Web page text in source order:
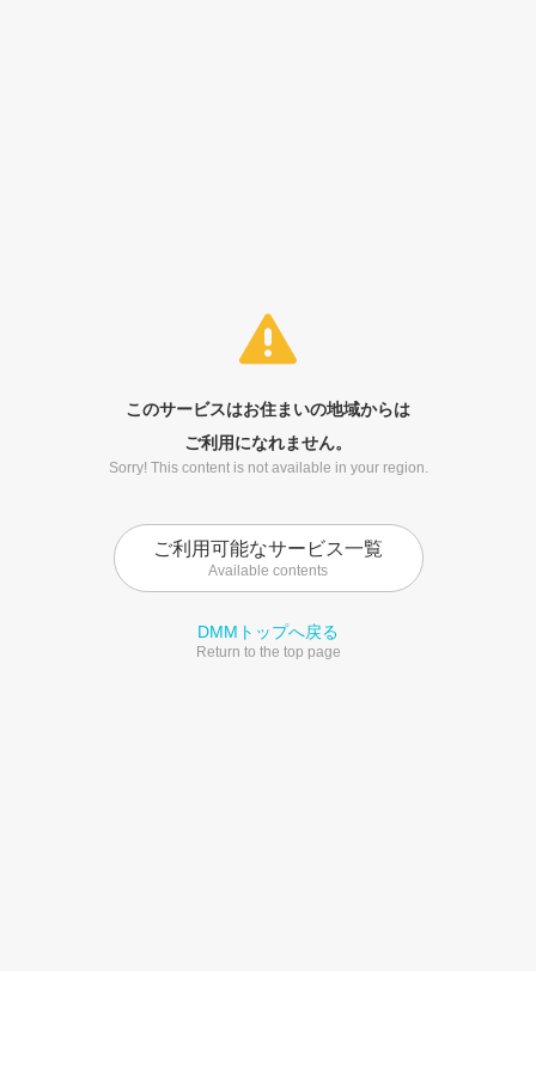
このサービスはお住まいの地域からは
ご利用になれません。
Sorry! This content is not available in your region.
ご利用可能なサービス一覧
Available contents
DMMトップへ戻る
Return to the top page